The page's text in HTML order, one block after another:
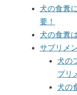
犬の食糞
要！
犬の食糞
サプリメ
犬の
プリ
犬の